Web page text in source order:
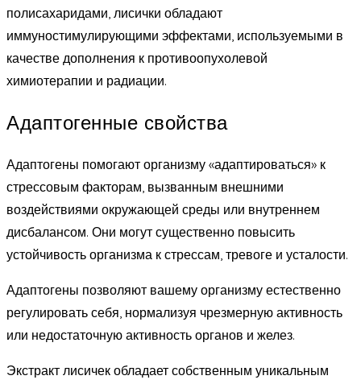
полисахаридами, лисички обладают
иммуностимулирующими эффектами, используемыми в
качестве дополнения к противоопухолевой
химиотерапии и радиации.
Адаптогенные свойства
Адаптогены помогают организму «адаптироваться» к
стрессовым факторам, вызванным внешними
воздействиями окружающей среды или внутреннем
дисбалансом. Они могут существенно повысить
устойчивость организма к стрессам, тревоге и усталости.
Адаптогены позволяют вашему организму естественно
регулировать себя, нормализуя чрезмерную активность
или недостаточную активность органов и желез.
Экстракт лисичек обладает собственным уникальным